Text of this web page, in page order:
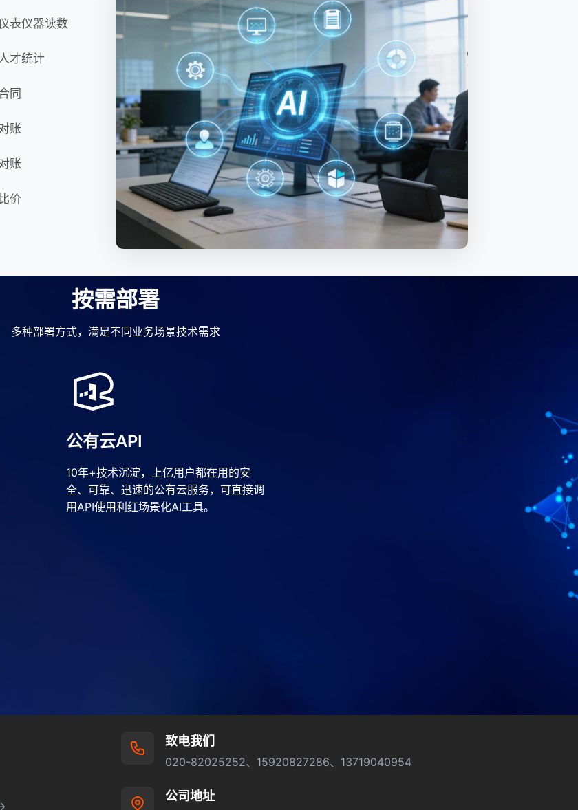
表仪器读数
才统计
同
账
账
价
按需部署
多种部署方式，满足不同业务场景技术需求
公有云API
10年+技术沉淀，上亿用户都在用的安
全、可靠、迅速的公有云服务，可直接调
用API使用利红场景化AI工具。
致电我们
020-82025252、15920827286、13719040954
公司地址